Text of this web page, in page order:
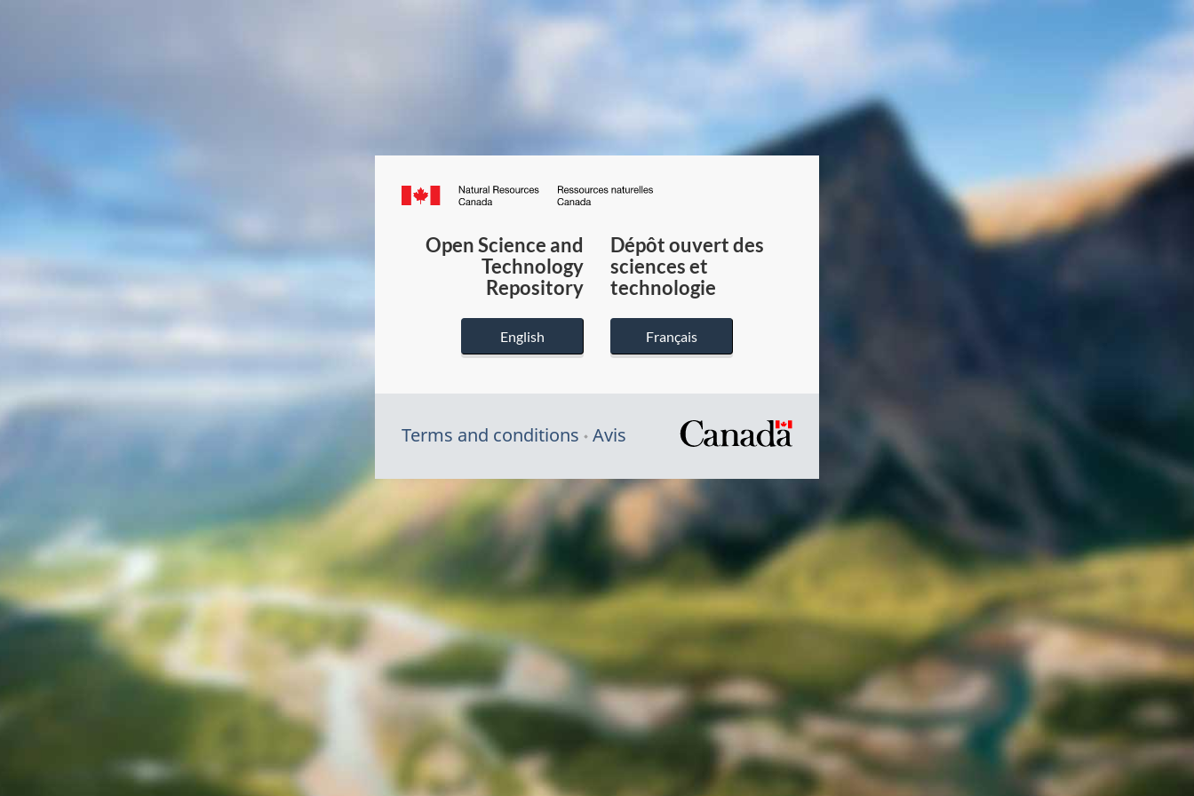
Canada.ca
du
Canada
Open Science and
Technology
Repository
English
Dépôt ouvert des
sciences et
technologie
Français
Terms and conditions Avis
/
gouvernement
du